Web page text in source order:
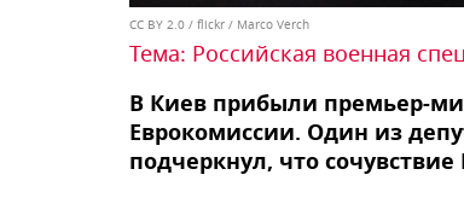
CC BY 2.0 / flickr / Marco Verch
Тема: Российская военная
В Киев прибыли премьер-
Еврокомиссии. Один из
подчеркнул, что